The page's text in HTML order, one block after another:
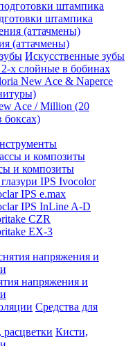
штампика
(аттачмены)
Искусственные зубы
х слойные в бобинах
New Ace & Naperce
Ace / Million (20
боксах)
и композиты
IPS Ivocolor
IPS e.max
IPS InLine A-D
CZR
EX-3
напряжения и
Средства для
Кисти,